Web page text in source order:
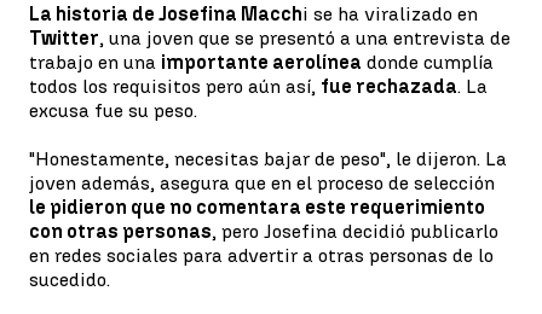
La historia de Josefina Macchi se ha viralizado en
Twitter, una joven que se presentó a una entrevista de
trabajo en una importante aerolínea donde cumplía
todos los requisitos pero aún así, fue rechazada. La
excusa fue su peso.
"Honestamente, necesitas bajar de peso", le dijeron. La
joven además, asegura que en el proceso de selección
le pidieron que no comentara este requerimiento
con otras personas, pero Josefina decidió publicarlo
en redes sociales para advertir a otras personas de lo
sucedido.